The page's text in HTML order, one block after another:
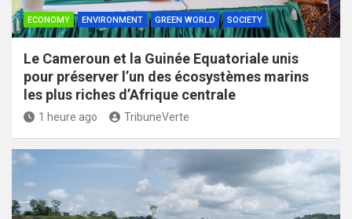
ECONOMY ENVIRONMENT GREEN WORLD SOCIETY
Le Cameroun et la Guinée Equatoriale unis
pour préserver l’un des écosystèmes marins
les plus riches d’Afrique centrale
1 heure ago TribuneVerte